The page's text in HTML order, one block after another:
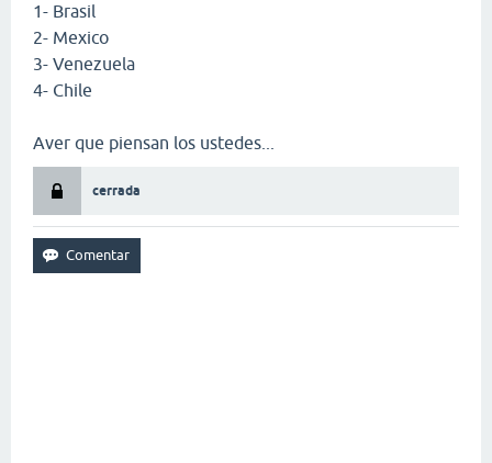
1- Brasil
2- Mexico
3- Venezuela
4- Chile
Aver que piensan los ustedes...
cerrada